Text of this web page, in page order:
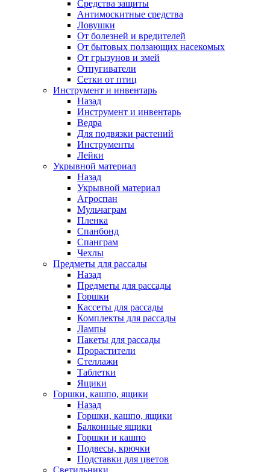
Средства защиты
Антимоскитные средства
Ловушки
От болезней и вредителей
От бытовых ползающих насекомых
От грызунов и змей
Отпугиватели
Сетки от птиц
Инструмент и инвентарь
Назад
Инструмент и инвентарь
Ведра
Для подвязки растений
Инструменты
Лейки
Укрывной материал
Назад
Укрывной материал
Агроспан
Мульчаграм
Пленка
Спанбонд
Спанграм
Чехлы
Предметы для рассады
Назад
Предметы для рассады
Горшки
Кассеты для рассады
Комплекты для рассады
Лампы
Пакеты для рассады
Прорастители
Стеллажи
Таблетки
Ящики
Горшки, кашпо, ящики
Назад
Горшки, кашпо, ящики
Балконные ящики
Горшки и кашпо
Подвесы, крючки
Подставки для цветов
Светильники